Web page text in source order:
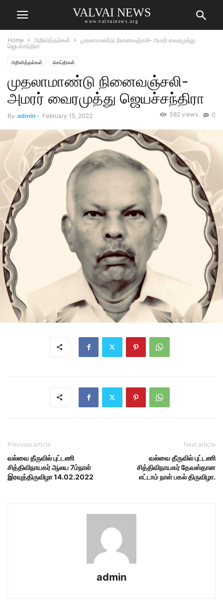
VALVAI NEWS
www.valvainews.org
Home அறிவித்தல்கள்
முதலாமாண்டு நினைவஞ்சலி-அமரர் வைரமுத்து
ஜெயச்சந்திரா
அறிவித்தல்கள் செய்திகள்
முதலாமாண்டு நினைவஞ்சலி-
அமரர் வைரமுத்து ஜெயச்சந்திரா
By admin - February 15, 2022 0
382 views
Previous article
வல்வை தீருவில் புட்டணி
சித்திவிநாயகர் ஆலய 7ம்நாள்
இரவுத்திருவிழா 14.02.2022
Next article
வல்வை தீருவில் புட்டணி
சித்திவிநாயகர் தேவஸ்தான
எட்டாம் நாள் பகல் திருவிழா.
admin